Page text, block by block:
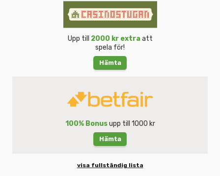
Upp till 2000 kr extra att
spela för!
Hämta
100% Bonusupp till 1000 kr
Hämta
visa fullständig lista